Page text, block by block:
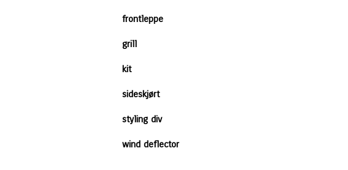
frontleppe
grill
kit
sideskjørt
styling div
wind deflector